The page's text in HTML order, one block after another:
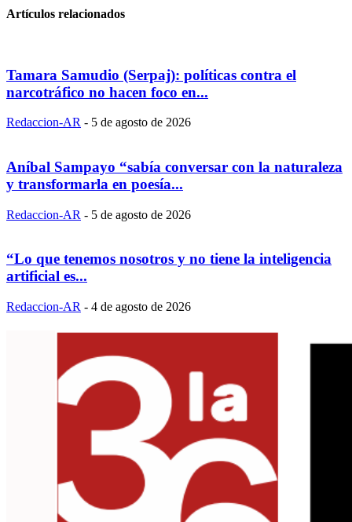
Artículos relacionados
Tamara Samudio (Serpaj): políticas contra el
narcotráfico no hacen foco en...
Redaccion-AR - 5 de agosto de 2026
Aníbal Sampayo “sabía conversar con la naturaleza
y transformarla en poesía...
Redaccion-AR - 5 de agosto de 2026
“Lo que tenemos nosotros y no tiene la inteligencia
artificial es...
Redaccion-AR - 4 de agosto de 2026